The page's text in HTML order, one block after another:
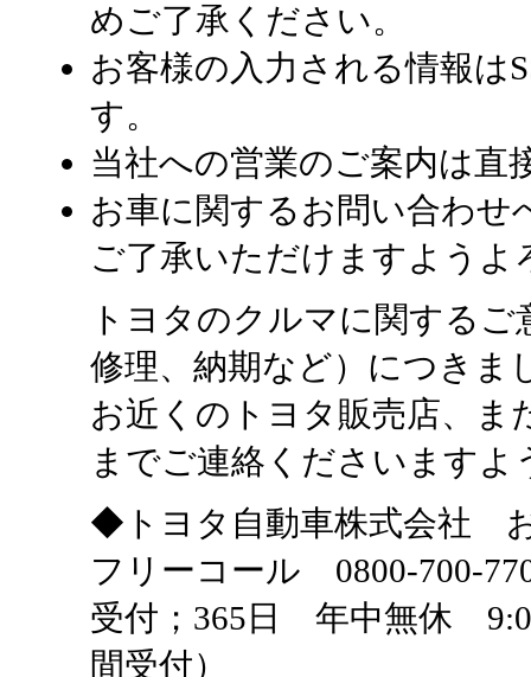
めご了承ください。
お客様の入力される情報は
す。
当社への営業のご案内は直
お車に関するお問い合わ
ご了承いただけますよう
トヨタのクルマに関する
修理、納期など）につきま
お近くのトヨタ販売店、ま
までご連絡くださいます
◆トヨタ自動車株式会社
フリーコール 0800-700-
受付；365日 年中無休
間受付）